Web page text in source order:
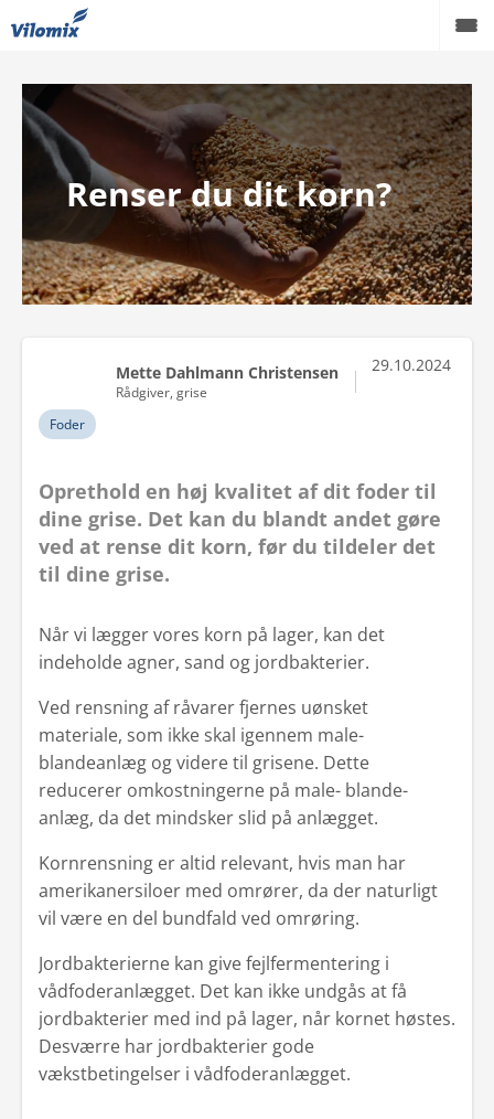
Renser du dit korn?
Mette Dahlmann Christensen
Rådgiver, grise
29.10.2024
Foder
Oprethold en høj kvalitet af dit foder til
dine grise. Det kan du blandt andet gøre
ved at rense dit korn, før du tildeler det
til dine grise.
Når vi lægger vores korn på lager, kan det
indeholde agner, sand og jordbakterier.
Ved rensning af råvarer fjernes uønsket
materiale, som ikke skal igennem male-
blandeanlæg og videre til grisene. Dette
reducerer omkostningerne på male- blande-
anlæg, da det mindsker slid på anlægget.
Kornrensning er altid relevant, hvis man har
amerikanersiloer med omrører, da der naturligt
vil være en del bundfald ved omrøring.
Jordbakterierne kan give fejlfermentering i
vådfoderanlægget. Det kan ikke undgås at få
jordbakterier med ind på lager, når kornet høstes.
Desværre har jordbakterier gode
vækstbetingelser i vådfoderanlægget.
Grise
Kvæg
Fjerkræ
Viden
Podcast
Om os